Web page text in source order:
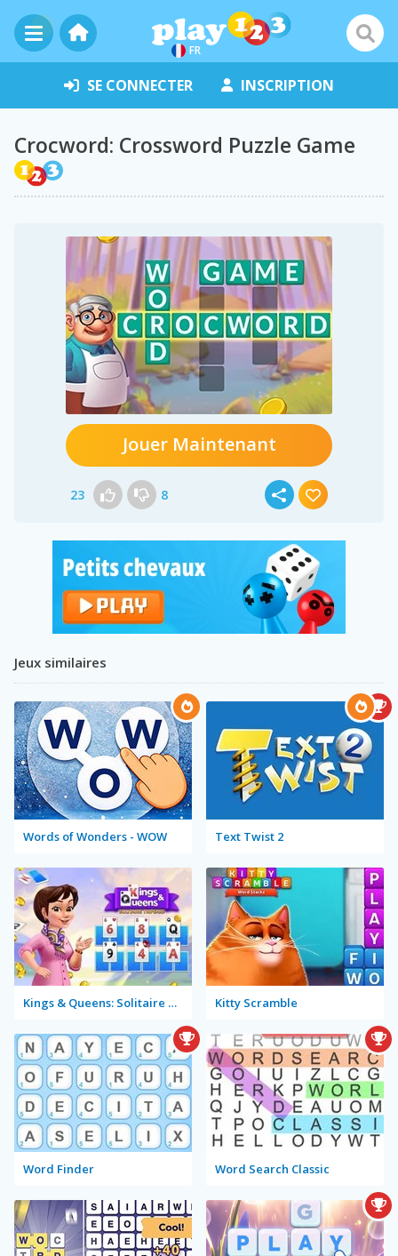
FR
SE CONNECTER INSCRIPTION
Crocword: Crossword Puzzle Game
Jouer Maintenant
23 8
Jeux similaires
Words of Wonders - WOW Text Twist 2
Kings & Queens: Solitaire Tripeaks Kitty Scramble
Word Finder Word Search Classic